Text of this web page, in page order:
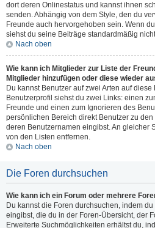
dort deren Onlinestatus und kannst ihnen
senden. Abhängig von dem Style, den du
Freunde auch hervorgehoben sein. Wenn
siehst du seine Beiträge standardmäßig
Nach oben
Wie kann ich Mitglieder zur Liste der
Mitglieder hinzufügen oder diese wieder
Du kannst Benutzer auf zwei Arten auf
Benutzerprofil siehst du zwei Links: einen
Freunde und einen zum Ignorieren des
persönlichen Bereich direkt Benutzer zu
deren Benutzernamen eingibst. An gleicher
von den Listen entfernen.
Nach oben
Die Foren durchsuchen
Wie kann ich ein Forum oder mehrere
Du kannst die Foren durchsuchen, indem
eingibst, die du in der Foren-Übersicht, der
Erweiterte Suchmöglichkeiten erhältst du,